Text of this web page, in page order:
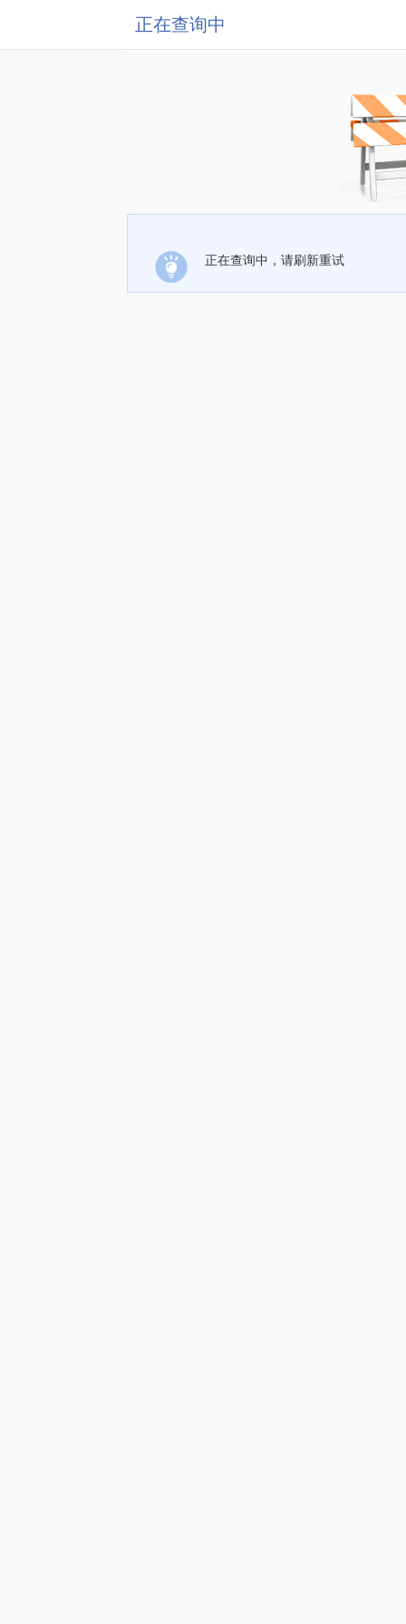
正在查询中
正在查询中，请刷新重试